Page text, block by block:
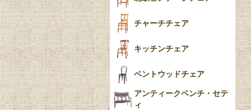
ー
トライポッド
チャーチチェア
キッチンチェア
ベントウッドチェア
アンティークベンチ・セテ
ィ